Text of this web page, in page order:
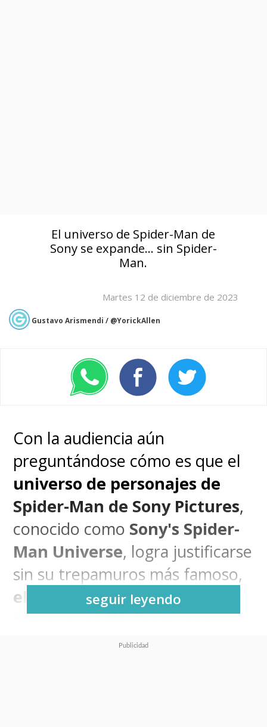
El universo de Spider-Man de
Sony se expande... sin Spider-
Man.
Martes 12 de diciembre de 2023
Gustavo Arismendi / @YorickAllen
Con la audiencia aún
preguntándose cómo es que el
universo de personajes de
Spider-Man de Sony Pictures,
conocido como Sony's Spider-
Man Universe, logra justificarse
sin su trepamuros más famoso,
el estudio sigue apostando
pornuevos títulos que se
toman grandes libertades
seguir leyendo